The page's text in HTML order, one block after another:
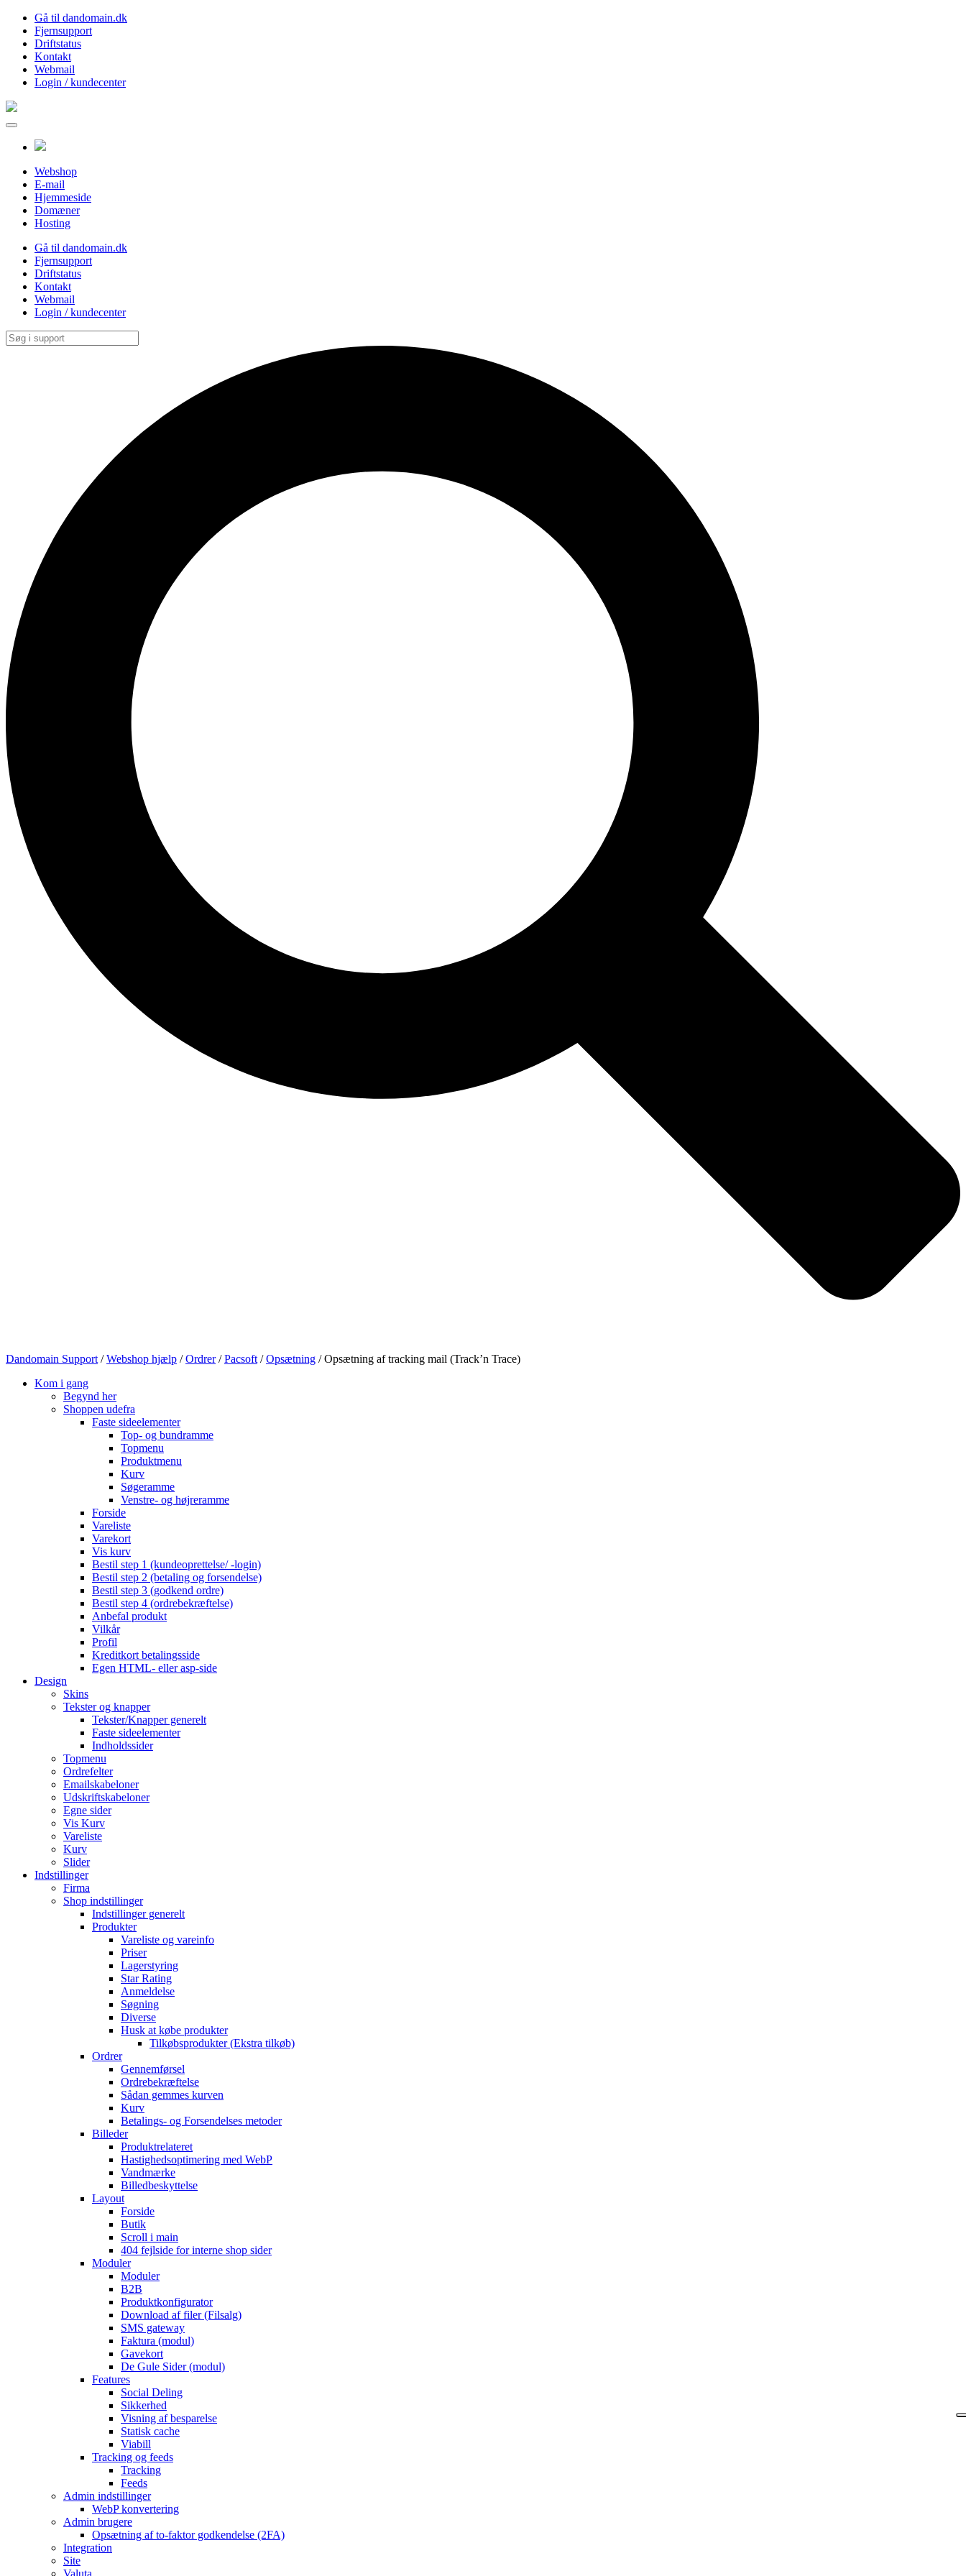
Gå til dandomain.dk
Fjernsupport
Driftstatus
Kontakt
Webmail
Login / kundecenter
Webshop
E-mail
Hjemmeside
Domæner
Hosting
Gå til dandomain.dk
Fjernsupport
Driftstatus
Kontakt
Webmail
Login / kundecenter
Dandomain Support/Webshop hjælp /Ordrer/Pacsoft/Opsætning /Opsætning af tracking mail (Track’n Trace)
Kom i gang
Begynd her
Shoppen udefra
Faste sideelementer
Top- og bundramme
Topmenu
Produktmenu
Kurv
Søgeramme
Venstre- og højreramme
Forside
Vareliste
Varekort
Vis kurv
Bestil step 1 (kundeoprettelse/ -login)
Bestil step 2 (betaling og forsendelse)
Bestil step 3 (godkend ordre)
Bestil step 4 (ordrebekræftelse)
Anbefal produkt
Vilkår
Profil
Kreditkort betalingsside
Egen HTML- eller asp-side
Design
Skins
Tekster og knapper
Tekster/Knapper generelt
Faste sideelementer
Indholdssider
Topmenu
Ordrefelter
Emailskabeloner
Udskriftskabeloner
Egne sider
Vis Kurv
Vareliste
Kurv
Slider
Indstillinger
Firma
Shop indstillinger
Indstillinger generelt
Produkter
Vareliste og vareinfo
Priser
Lagerstyring
Star Rating
Anmeldelse
Søgning
Diverse
Husk at købe produkter
Tilkøbsprodukter (Ekstra tilkøb)
Ordrer
Gennemførsel
Ordrebekræftelse
Sådan gemmes kurven
Kurv
Betalings- og Forsendelses metoder
Billeder
Produktrelateret
Hastighedsoptimering med WebP
Vandmærke
Billedbeskyttelse
Layout
Forside
Butik
Scroll i main
404 fejlside for interne shop sider
Moduler
Moduler
B2B
Produktkonfigurator
Download af filer (Filsalg)
SMS gateway
Faktura (modul)
Gavekort
De Gule Sider (modul)
Features
Social Deling
Sikkerhed
Visning af besparelse
Statisk cache
Viabill
Tracking og feeds
Tracking
Feeds
Admin indstillinger
WebP konvertering
Admin brugere
Opsætning af to-faktor godkendelse (2FA)
Integration
Site